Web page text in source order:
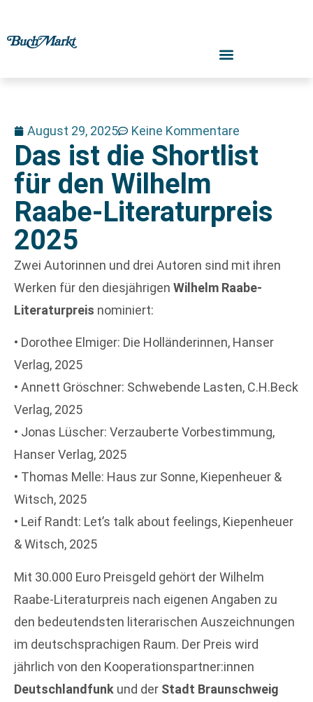
August 29, 2025 Keine Kommentare
Das ist die Shortlist
für den Wilhelm
Raabe-Literaturpreis
2025
Zwei Autorinnen und drei Autoren sind mit ihren
Werken für den diesjährigen Wilhelm Raabe-
Literaturpreis nominiert:
• Dorothee Elmiger: Die Holländerinnen, Hanser
Verlag, 2025
• Annett Gröschner: Schwebende Lasten, C.H.Beck
Verlag, 2025
• Jonas Lüscher: Verzauberte Vorbestimmung,
Hanser Verlag, 2025
• Thomas Melle: Haus zur Sonne, Kiepenheuer &
Witsch, 2025
• Leif Randt: Let’s talk about feelings, Kiepenheuer
& Witsch, 2025
Mit 30.000 Euro Preisgeld gehört der Wilhelm
Raabe-Literaturpreis nach eigenen Angaben zu
den bedeutendsten literarischen Auszeichnungen
im deutschsprachigen Raum. Der Preis wird
jährlich von den Kooperationspartner:innen
Deutschlandfunk und der Stadt Braunschweig